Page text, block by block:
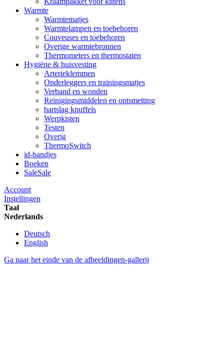
Warmte
Warmtematjes
Warmtelampen en toebehoren
Couveuses en toebehoren
Overige warmtebronnen
Thermometers en thermostaten
Hygiëne & huisvesting
Arterieklemmen
Onderleggers en trainingsmatjes
Verband en wonden
Reinigingsmiddelen en ontsmetting
hartslag knuffels
Werpkisten
Testen
Overig
ThermoSwitch
id-bandjes
Boeken
SaleSale
Account
Instellingen
Taal
Nederlands
Deutsch
English
Ga naar het einde van de afbeeldingen-gallerij